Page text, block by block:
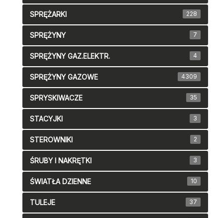
SPRĘŻARKI 228
SPRĘŻYNY 7
SPRĘŻYNY GAZ.ELEKTR. 4
SPRĘŻYNY GAZOWE 4309
SPRYSKIWACZE 35
STACYJKI 3
STEROWNIKI 2
ŚRUBY I NAKRĘTKI 3
ŚWIATŁA DZIENNE 10
TULEJE 37